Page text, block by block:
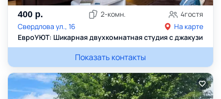
400 р. 2-комн. 4гостя
Свердлова ул., 16
На карте
ЕвроУЮТ: Шикарная двухкомнатная студия с джакузи
Показать контакты